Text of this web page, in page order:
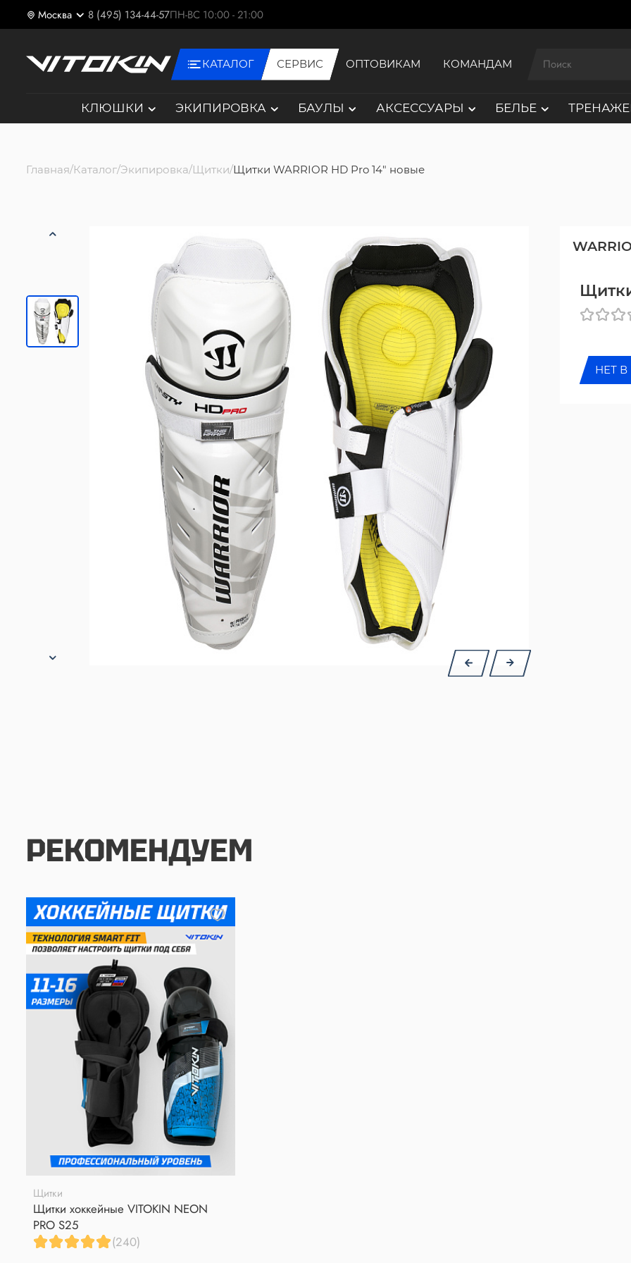
Москва 8 (495) 134-44-57ПН-ВС 10:00 - 21:00
КАТАЛОГ СЕРВИС ОПТОВИКАМ КОМАНДАМ
КЛЮШКИ ЭКИПИРОВКА БАУЛЫ АКСЕССУАРЫ БЕЛЬЕ
Главная Каталог Экипировка Щитки Щитки WARRIOR HD Pro 14" новые
НЕТ
РЕКОМЕНДУЕМ
Щитки
Щитки хоккейные VITOKIN NEON
PRO S25
(240)